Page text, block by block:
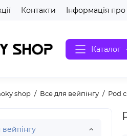
Контакти Інформація про
Каталог
shop Все для вейпінгу Pod